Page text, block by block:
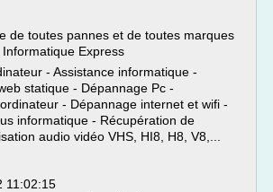
toutes pannes et de toutes marques
Informatique Express
- Assistance informatique -
statique - Dépannage Pc -
- Dépannage internet et wifi -
informatique - Récupération de
audio vidéo VHS, HI8, H8, V8,...
11:02:15